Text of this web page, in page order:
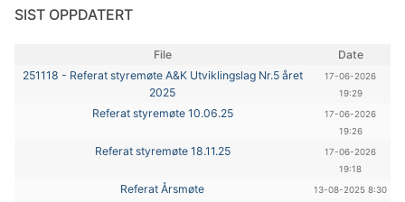
SIST OPPDATERT
File
Date
251118 - Referat styremøte A&K Utviklingslag Nr.5 året
2025
17-06-2026
19:29
Referat styremøte 10.06.25
17-06-2026
19:26
Referat styremøte 18.11.25
17-06-2026
19:18
Referat Årsmøte 13-08-2025 8:30